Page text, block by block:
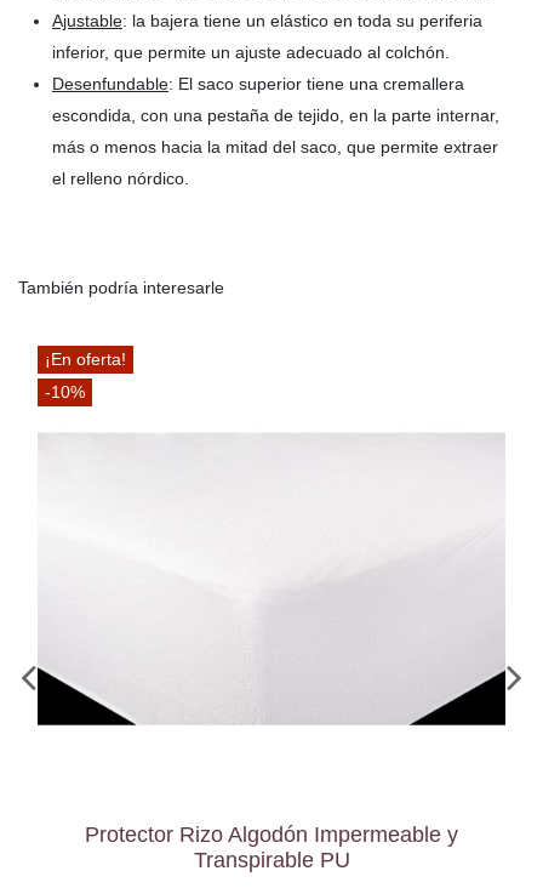
Ajustable: la bajera tiene un elástico en toda su periferia
inferior, que permite un ajuste adecuado al colchón.
Desenfundable: El saco superior tiene una cremallera
escondida, con una pestaña de tejido, en la parte internar,
más o menos hacia la mitad del saco, que permite extraer
el relleno nórdico.
También podría interesarle
¡En oferta!
-10%
Protector Rizo Algodón Impermeable y
Transpirable PU